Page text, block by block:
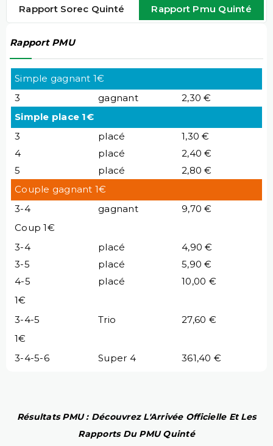
Rapport Sorec Quinté Rapport Pmu Quinté
Rapport PMU
Simple gagnant 1€
3
gagnant
2,30 €
Simple place 1€
3
placé
1,30 €
4
placé
2,40 €
5
placé
2,80 €
Couple gagnant 1€
3-4
gagnant
9,70 €
Coup 1€
3-4
placé
4,90 €
3-5
placé
5,90 €
4-5
placé
10,00 €
1€
3-4-5
Trio
27,60 €
1€
3-4-5-6
Super 4 361,40 €
Résultats PMU : Découvrez L'Arrivée Officielle Et Les
Rapports Du PMU Quinté